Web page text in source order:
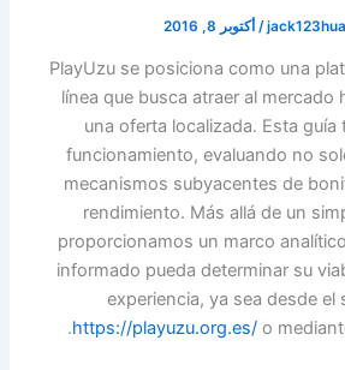
/أكتوبر 8, 2016
PlayUzu se posiciona como una
línea que busca atraer al
una oferta localizada. Esta
funcionamiento, evaluando no
mecanismos subyacentes de
rendimiento. Más allá de un
proporcionamos un marco
informado pueda determinar su
experiencia, ya sea desde el
https://playuzu.org.es/o